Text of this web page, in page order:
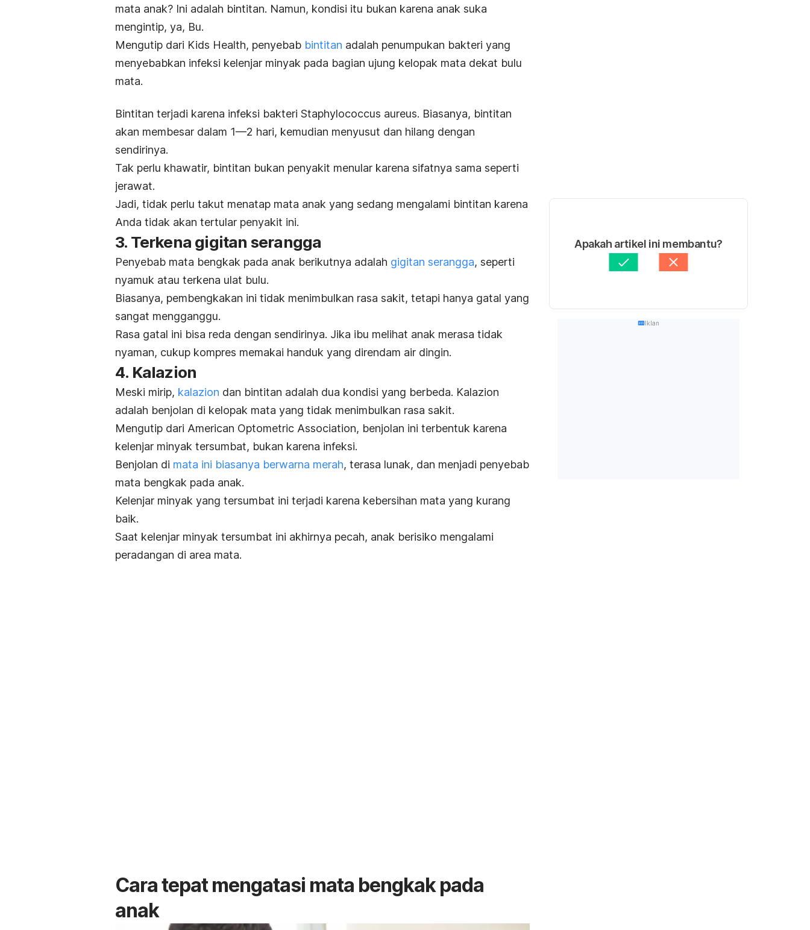
mata anak? Ini adalah bintitan. Namun, kondisi itu bukan karena anak suka
mengintip, ya, Bu.
Mengutip dari Kids Health, penyebab bintitan adalah penumpukan bakteri yang
menyebabkan infeksi kelenjar minyak pada bagian ujung kelopak mata dekat bulu
mata.
Bintitan terjadi karena infeksi bakteri Staphylococcus aureus. Biasanya, bintitan
akan membesar dalam 1—2 hari, kemudian menyusut dan hilang dengan
sendirinya.
Tak perlu khawatir, bintitan bukan penyakit menular karena sifatnya sama seperti
jerawat.
Jadi, tidak perlu takut menatap mata anak yang sedang mengalami bintitan karena
Anda tidak akan tertular penyakit ini.
3. Terkena gigitan serangga
Penyebab mata bengkak pada anak berikutnya adalah gigitan serangga, seperti
nyamuk atau terkena ulat bulu.
Biasanya, pembengkakan ini tidak menimbulkan rasa sakit, tetapi hanya gatal yang
sangat mengganggu.
Rasa gatal ini bisa reda dengan sendirinya. Jika ibu melihat anak merasa tidak
nyaman, cukup kompres memakai handuk yang direndam air dingin.
4. Kalazion
Meski mirip, kalazion dan bintitan adalah dua kondisi yang berbeda. Kalazion
adalah benjolan di kelopak mata yang tidak menimbulkan rasa sakit.
Mengutip dari American Optometric Association, benjolan ini terbentuk karena
kelenjar minyak tersumbat, bukan karena infeksi.
Benjolan di mata ini biasanya berwarna merah, terasa lunak, dan menjadi penyebab
mata bengkak pada anak.
Kelenjar minyak yang tersumbat ini terjadi karena kebersihan mata yang kurang
baik.
Saat kelenjar minyak tersumbat ini akhirnya pecah, anak berisiko mengalami
peradangan di area mata.
Cara tepat mengatasi mata bengkak pada
anak
Apakah artikel ini membantu?
Iklan